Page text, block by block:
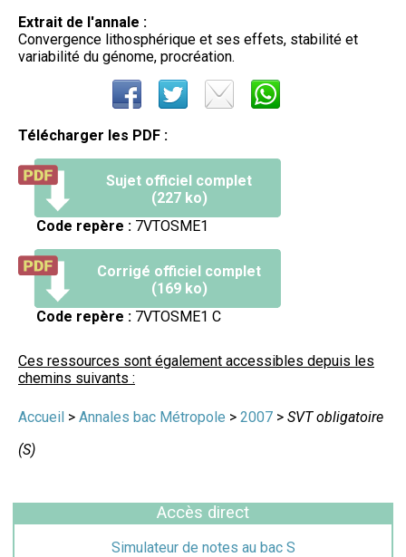
Extrait de l'annale :
Convergence lithosphérique et ses effets, stabilité et
variabilité du génome, procréation.
Télécharger les PDF :
Sujet officiel complet
(227 ko)
Code repère : 7VTOSME1
Corrigé officiel complet
(169 ko)
Code repère : 7VTOSME1 C
Ces ressources sont également accessibles depuis les
chemins suivants :
Accueil > Annales bac Métropole > 2007 > SVT obligatoire
(S)
Accès direct
Simulateur de notes au bac S